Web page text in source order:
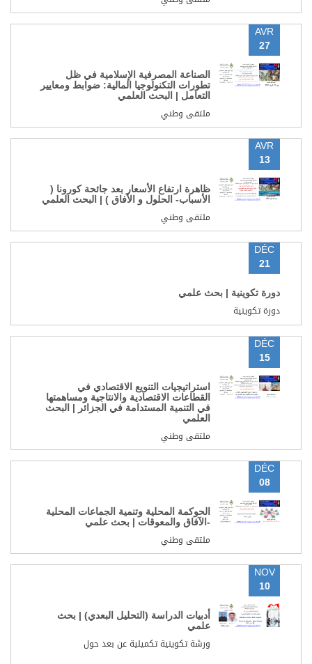
AVR
27
الصناعة المصرفية الإسلامية في ظل
تطورات التكنولوجيا المالية: ضوابط ومعايير
التعامل | البحث العلمي
ملتقى وطني
AVR
13
ظاهرة ارتفاع الأسعار بعد جائحة كورونا (
الأسباب- الحلول و الأفاق ) | البحث العلمي
ملتقى وطني
DÉC
21
دورة تكوينية | بحث علمي
دورة تكوينية
DÉC
15
استراتيجيات التنويع الاقتصادي في
القطاعات الاقتصادية والانتاجية ومساهمتها
في التنمية المستدامة في الجزائر | البحث
العلمي
ملتقى وطني
DÉC
08
الحوكمة المحلية وتنمية الجماعات المحلية
-الآفاق والمعوقات | بحث علمي
ملتقى وطني
NOV
10
أدبيات الدراسة (التحليل البعدي) | بحث
علمي
ورشة تكوينية تكميلية عن بعد حول